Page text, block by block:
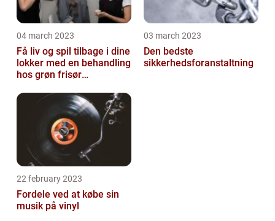
04 march 2023
Få liv og spil tilbage i dine
lokker med en behandling
hos grøn frisør
03 march 2023
Den bedste
sikkerhedsforanstaltning
22 february 2023
Fordele ved at købe sin
musik på vinyl